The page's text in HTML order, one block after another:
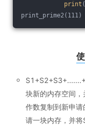
print (
print_prime2(111)
块新的内存空间
作数复制到新申
请一块内存，并